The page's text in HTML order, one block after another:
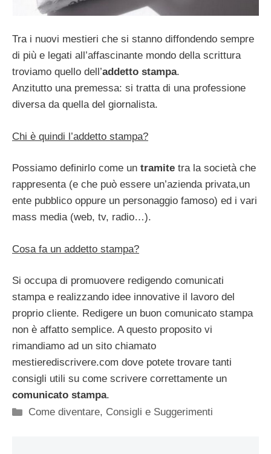
Tra i nuovi mestieri che si stanno diffondendo sempre
di più e legati all’affascinante mondo della scrittura
troviamo quello dell’addetto stampa.
Anzitutto una premessa: si tratta di una professione
diversa da quella del giornalista.
Chi è quindi l’addetto stampa?
Possiamo definirlo come un tramite tra la società che
rappresenta (e che può essere un’azienda privata,un
ente pubblico oppure un personaggio famoso) ed i vari
mass media (web, tv, radio…).
Cosa fa un addetto stampa?
Si occupa di promuovere redigendo comunicati
stampa e realizzando idee innovative il lavoro del
proprio cliente. Redigere un buon comunicato stampa
non è affatto semplice. A questo proposito vi
rimandiamo ad un sito chiamato
mestierediscrivere.com dove potete trovare tanti
consigli utili su come scrivere correttamente un
comunicato stampa.
Categorie
Come diventare, Consigli e Suggerimenti